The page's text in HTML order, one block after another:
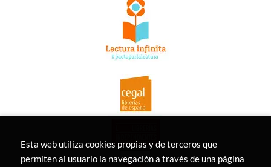
Esta web utiliza cookies propias y de terceros que
permiten al usuario la navegación a través de una página